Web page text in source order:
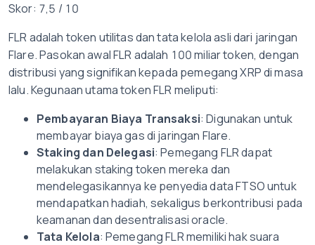
Skor: 7,5 / 10
FLR adalah token utilitas dan tata kelola asli dari jaringan
Flare. Pasokan awal FLR adalah 100 miliar token, dengan
distribusi yang signifikan kepada pemegang XRP di masa
lalu. Kegunaan utama token FLR meliputi:
Pembayaran Biaya Transaksi: Digunakan untuk
membayar biaya gas di jaringan Flare.
Staking dan Delegasi: Pemegang FLR dapat
melakukan staking token mereka dan
mendelegasikannya ke penyedia data FTSO untuk
mendapatkan hadiah, sekaligus berkontribusi pada
keamanan dan desentralisasi oracle.
Tata Kelola: Pemegang FLR memiliki hak suara